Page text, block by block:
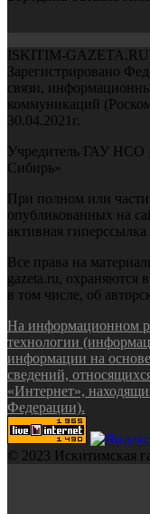
ISKITIM-GAZETA.RU
Зарегистрировано
связи,
коммуникаций
30.04.2021г.
Учредитель ГАУ НСО
Сибирь»
При полном или
опубликованных на
активная гиперссылка
Все права на
gazeta.ru, охраняются
в том числе, об
На информационном
технологии
информации на
сведений,
«Интернет»,
Федерации).
© 2023 Искитимская